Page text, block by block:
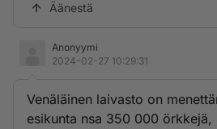
Äänestä
Anonyymi
2024-02-27 10:29:31
Venäläinen laivasto on
esikunta nsa 350 000